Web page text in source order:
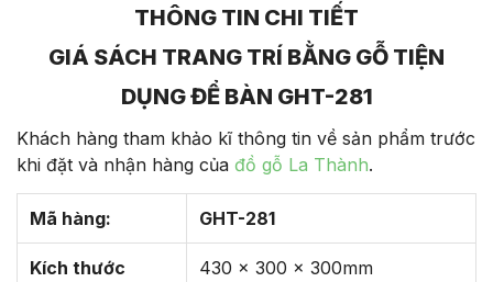
THÔNG TIN CHI TIẾT
GIÁ SÁCH TRANG TRÍ BẰNG GỖ TIỆN
DỤNG ĐỂ BÀN GHT-281
Khách hàng tham khảo kĩ thông tin về sản phẩm trước
khi đặt và nhận hàng của đồ gỗ La Thành.
Mã hàng: GHT-281
Kích thước
430 x 300 x 300mm